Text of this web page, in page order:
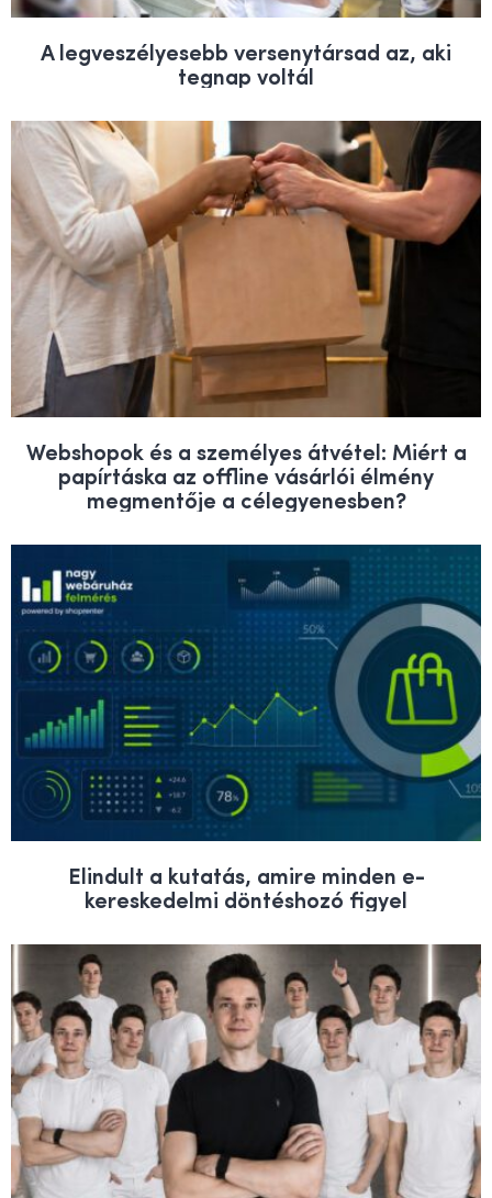
A legveszélyesebb versenytársad az, aki
tegnap voltál
Webshopok és a személyes átvétel: Miért a
papírtáska az offline vásárlói élmény
megmentője a célegyenesben?
Elindult a kutatás, amire minden e-
kereskedelmi döntéshozó figyel